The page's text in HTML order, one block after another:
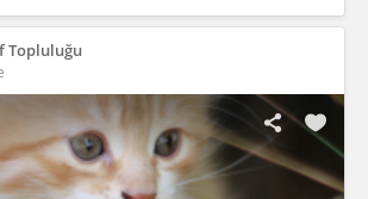
Topluluğu